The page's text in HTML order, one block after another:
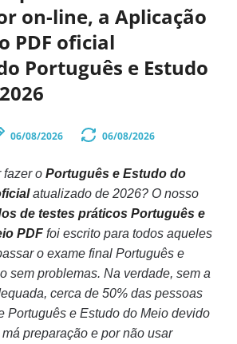
on-line, a Aplicação
PDF oficial
Português e Estudo
06/08/2026 06/08/2026
fazer o Português e Estudo do
atualizado de 2026? O nosso
de testes práticos Português e
PDF foi escrito para todos aqueles
o exame final Português e
sem problemas. Na verdade, sem a
cerca de 50% das pessoas
Português e Estudo do Meio devido
preparação e por não usar